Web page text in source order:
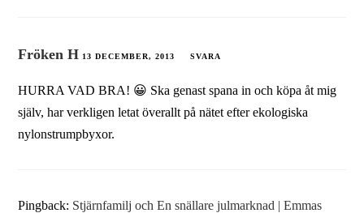
Fröken H 13 DECEMBER, 2013 SVARA
HURRA VAD BRA! 😀 Ska genast spana in och köpa åt mig
själv, har verkligen letat överallt på nätet efter ekologiska
nylonstrumpbyxor.
Pingback: Stjärnfamilj och En snällare julmarknad | Emmas